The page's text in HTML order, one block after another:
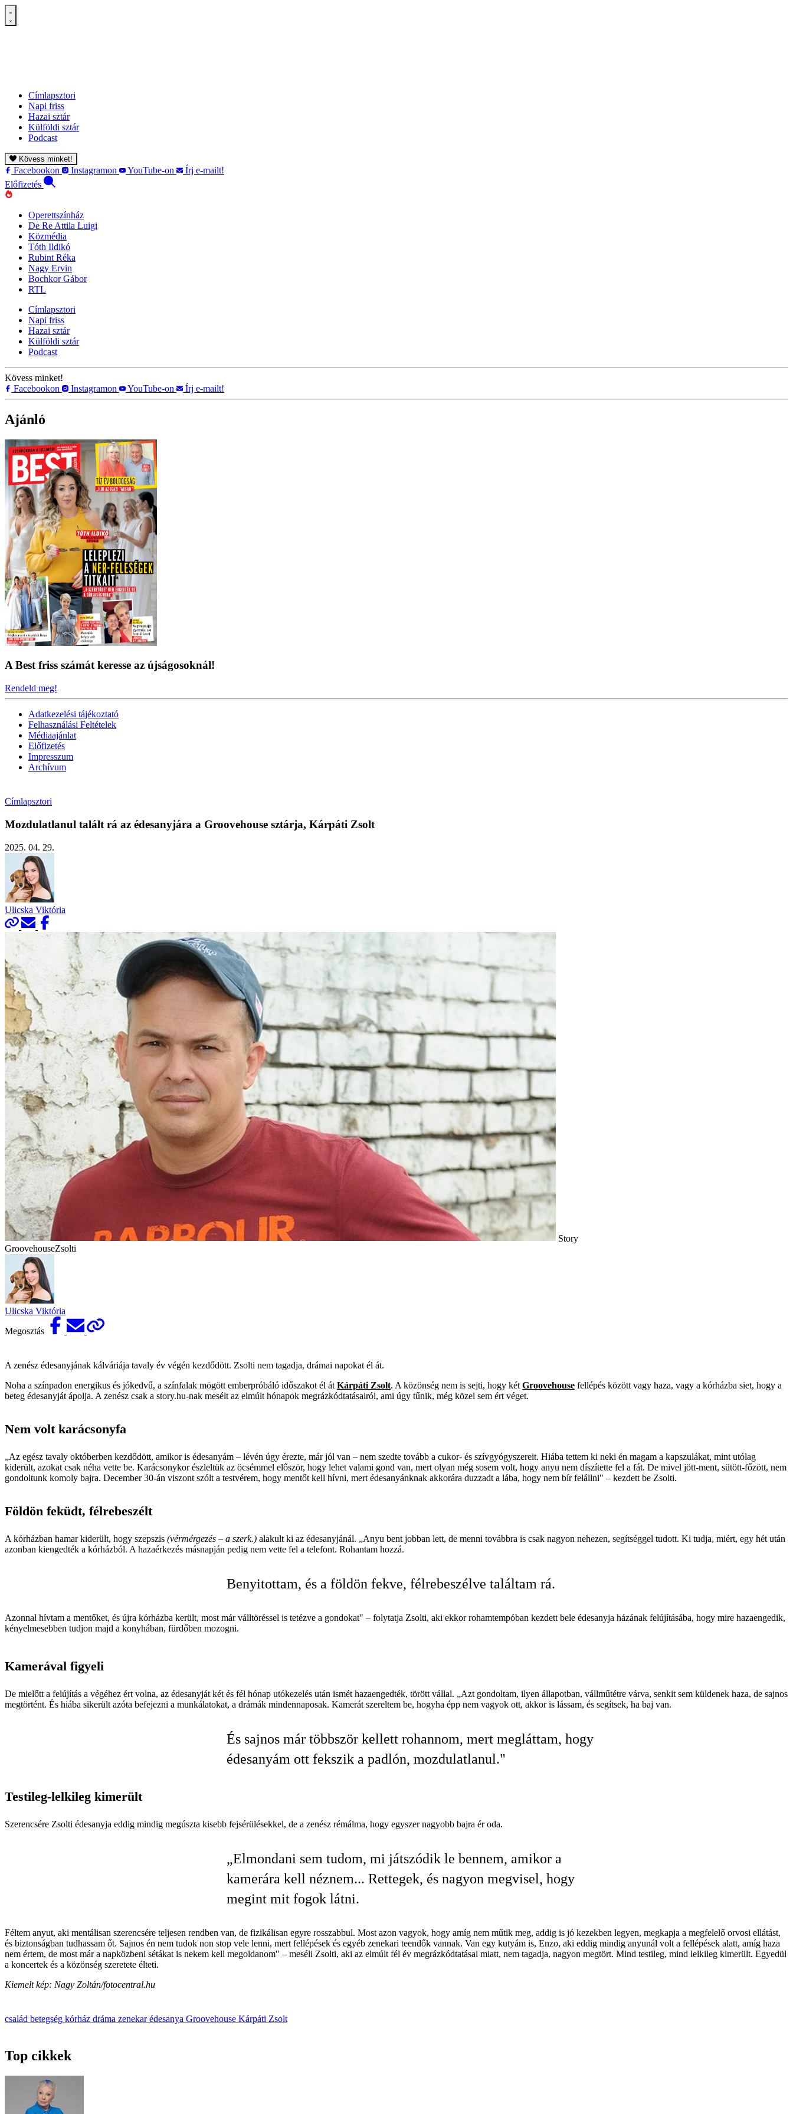
Címlapsztori
Napi friss
Hazai sztár
Külföldi sztár
Podcast
Kövess minket!
Facebookon Instagramon YouTube-on
Írj e-mailt!
Előfizetés
Operettszínház
De Re Attila Luigi
Közmédia
Tóth Ildikó
Rubint Réka
Nagy Ervin
Bochkor Gábor
RTL
Címlapsztori
Napi friss
Hazai sztár
Külföldi sztár
Podcast
Kövess minket!
Facebookon
Instagramon YouTube-on Írj e-mailt!
Ajánló
A Best friss számát keresse az újságosoknál!
Rendeld meg!
Adatkezelési tájékoztató
Felhasználási Feltételek
Médiaajánlat
Előfizetés
Impresszum
Archívum
Címlapsztori
Mozdulatlanul talált rá az édesanyjára a Groovehouse sztárja, Kárpáti Zsolt
2025. 04. 29.
Ulicska Viktória
Story
GroovehouseZsolti
Ulicska Viktória
Megosztás
A zenész édesanyjának kálváriája tavaly év végén kezdődött. Zsolti nem tagadja, drámai napokat él át.
Noha a színpadon energikus és jókedvű, a színfalak mögött emberpróbáló időszakot él át Kárpáti Zsolt. A közönség nem is sejti, hogy két Groovehouse fellépés között vagy haza, vagy a kórházba siet, hogy a
beteg édesanyját ápolja. A zenész csak a story.hu-nak mesélt az elmúlt hónapok megrázkódtatásairól, ami úgy tűnik, még közel sem ért véget.
Nem volt karácsonyfa
„Az egész tavaly októberben kezdődött, amikor is édesanyám – lévén úgy érezte, már jól van – nem szedte tovább a cukor- és szívgyógyszereit. Hiába tettem ki neki én magam a kapszulákat, mint utólag
kiderült, azokat csak néha vette be. Karácsonykor észleltük az öcsémmel először, hogy lehet valami gond van, mert olyan még sosem volt, hogy anyu nem díszítette fel a fát. De mivel jött-ment, sütött-főzött, nem
gondoltunk komoly bajra. December 30-án viszont szólt a testvérem, hogy mentőt kell hívni, mert édesanyánknak akkorára duzzadt a lába, hogy nem bír felállni" – kezdett be Zsolti.
Földön feküdt, félrebeszélt
A kórházban hamar kiderült, hogy szepszis (vérmérgezés – a szerk.) alakult ki az édesanyjánál. „Anyu bent jobban lett, de menni továbbra is csak nagyon nehezen, segítséggel tudott. Ki tudja, miért, egy hét után
azonban kiengedték a kórházból. A hazaérkezés másnapján pedig nem vette fel a telefont. Rohantam hozzá.
Benyitottam, és a földön fekve, félrebeszélve találtam rá.
Azonnal hívtam a mentőket, és újra kórházba került, most már válltöréssel is tetézve a gondokat" – folytatja Zsolti, aki ekkor rohamtempóban kezdett bele édesanyja házának felújításába, hogy mire hazaengedik,
kényelmesebben tudjon majd a konyhában, fürdőben mozogni.
Kamerával figyeli
De mielőtt a felújítás a végéhez ért volna, az édesanyját két és fél hónap utókezelés után ismét hazaengedték, törött vállal. „Azt gondoltam, ilyen állapotban, vállműtétre várva, senkit sem küldenek haza, de sajnos
megtörtént. És hiába sikerült azóta befejezni a munkálatokat, a drámák mindennaposak. Kamerát szereltem be, hogyha épp nem vagyok ott, akkor is lássam, és segítsek, ha baj van.
És sajnos már többször kellett rohannom, mert megláttam, hogy
édesanyám ott fekszik a padlón, mozdulatlanul."
Testileg-lelkileg kimerült
Szerencsére Zsolti édesanyja eddig mindig megúszta kisebb fejsérülésekkel, de a zenész rémálma, hogy egyszer nagyobb bajra ér oda.
„Elmondani sem tudom, mi játszódik le bennem, amikor a
kamerára kell néznem... Rettegek, és nagyon megvisel, hogy
megint mit fogok látni.
Féltem anyut, aki mentálisan szerencsére teljesen rendben van, de fizikálisan egyre rosszabbul. Most azon vagyok, hogy amíg nem műtik meg, addig is jó kezekben legyen, megkapja a megfelelő orvosi ellátást,
és biztonságban tudhassam őt. Sajnos én nem tudok non stop vele lenni, mert fellépések és egyéb zenekari teendők vannak. Van egy kutyám is, Enzo, aki eddig mindig anyunál volt a fellépések alatt, amíg haza
nem értem, de most már a napközbeni sétákat is nekem kell megoldanom" – meséli Zsolti, aki az elmúlt fél év megrázkódtatásai miatt, nem tagadja, nagyon megtört. Mind testileg, mind lelkileg kimerült. Egyedül
a koncertek és a közönség szeretete élteti.
Kiemelt kép: Nagy Zoltán/fotocentral.hu
család betegség kórház dráma zenekarédesanya Groovehouse Kárpáti Zsolt
Top cikkek